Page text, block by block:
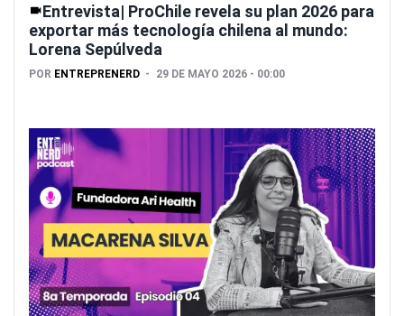
Entrevista| ProChile revela su plan 2026 para
exportar más tecnología chilena al mundo:
Lorena Sepúlveda
POR ENTREPRENERD 29 DE MAYO 2026 - 00:00